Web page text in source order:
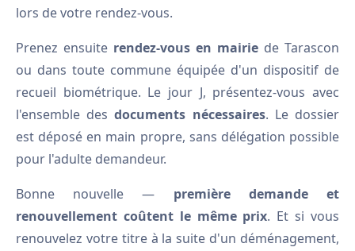
lors de votre rendez-vous.
Prenez ensuite rendez-vous en mairie de Tarascon
ou dans toute commune équipée d'un dispositif de
recueil biométrique. Le jour J, présentez-vous avec
l'ensemble desdocuments nécessaires. Le dossier
est déposé en main propre, sans délégation possible
pour l'adulte demandeur.
Bonne nouvelle — première demande et
renouvellement coûtent le même prix. Et si vous
renouvelez votre titre à la suite d'un déménagement,